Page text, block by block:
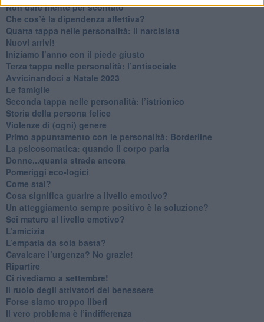
Non dare niente per scontato
Che cos’è la dipendenza affettiva?
Quarta tappa nelle personalità: il narcisista
​Nuovi arrivi!
​Iniziamo l’anno con il piede giusto
​Terza tappa nelle personalità: l’antisociale
​Avvicinandoci a Natale 2023
Le famiglie
Seconda tappa nelle personalità: l’istrionico
​Storia della persona felice
Violenze di (ogni) genere
​Primo appuntamento con le personalità: Borderline
La psicosomatica: quando il corpo parla
Donne...quanta strada ancora
​Pomeriggi eco-logici
​Come stai?
Cosa significa guarire a livello emotivo?
​Un atteggiamento sempre positivo è la soluzione?
​Sei maturo al livello emotivo?
​L’amicizia
​L’empatia da sola basta?
​Cavalcare l’urgenza? No grazie!
Ripartire
​Ci rivediamo a settembre!
​Il ruolo degli attivatori del benessere
​Forse siamo troppo liberi
​Il vero problema è l’indifferenza